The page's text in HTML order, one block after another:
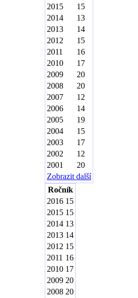
2015
15
2014
13
2013
14
2012
15
2011
16
2010
17
2009
20
2008
20
2007
12
2006
14
2005
19
2004
15
2003
17
2002
12
2001
20
Zobrazit další
Ročník
2016 15
2015 15
2014 13
2013 14
2012 15
2011 16
2010 17
2009 20
2008 20